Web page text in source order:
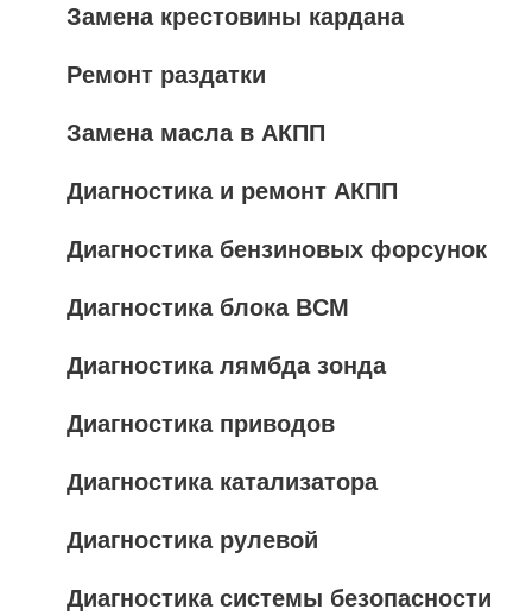
Замена крестовины кардана
Ремонт раздатки
Замена масла в АКПП
Диагностика и ремонт АКПП
Диагностика бензиновых форсунок
Диагностика блока BCM
Диагностика лямбда зонда
Диагностика приводов
Диагностика катализатора
Диагностика рулевой
Диагностика системы безопасности